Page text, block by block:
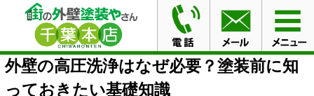
HOME ブログ
外壁の高圧洗浄はなぜ必要？塗装前に知
っておきたい基礎知識
外壁の高圧洗浄はなぜ必要？塗装前に知
っておきたい基礎知識